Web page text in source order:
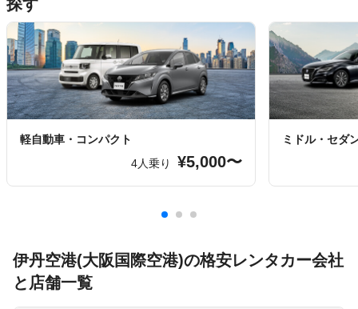
探す
軽自動車・コンパクト
4人乗り
¥5,000〜
ミドル・セダ
伊丹空港(大阪国際空港)の格安レンタカー会社
と店舗一覧